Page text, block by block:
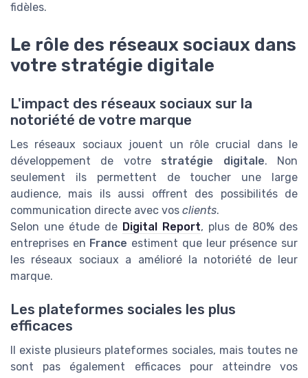
fidèles.
Le rôle des réseaux sociaux dans
votre stratégie digitale
L'impact des réseaux sociaux sur la
notoriété de votre marque
Les réseaux sociaux jouent un rôle crucial dans le
développement de votre stratégie digitale. Non
seulement ils permettent de toucher une large
audience, mais ils aussi offrent des possibilités de
communication directe avec vos clients.
Selon une étude de Digital Report, plus de 80% des
entreprises en France estiment que leur présence sur
les réseaux sociaux a amélioré la notoriété de leur
marque.
Les plateformes sociales les plus
efficaces
Il existe plusieurs plateformes sociales, mais toutes ne
sont pas également efficaces pour atteindre vos